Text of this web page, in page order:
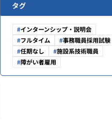
タグ
インターンシップ・説明会
フルタイム
事務職員採用試験
任期なし
施設系技術職員
障がい者雇用